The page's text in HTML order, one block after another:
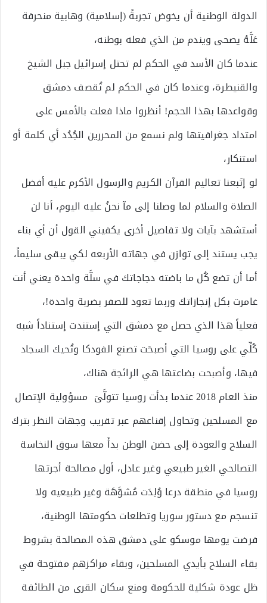
الدولة الوطنية أن يخوض تجربةً (إسلامية) وهابية منحرفة
عَلَّهُ يصحى ويندم من الذي فعله بوطنه،
عندما كان الأسد في الحكم لم تحتل إسرائيل جبل الشيخ
والقنيطرة، وعندما كان في الحكم لم تُقصف دمشق
وقواعدها بهذا الحجم! أنظروا ماذا فعلت بالأمس على
امتداد جغرافيتها ولم نسمع من المحررين الجُدُد أي كلمة أو
استنكار،
لو إتَبعنا تعاليم القرآن الكريم والرسول الأكرم عليه أفضل
الصلاة والسلام لما وصلنا إلى مآ نحنُ عليه اليوم، أنا لن
أستشهد بآيات ولا تفاصيل أخرى يكفيني القول أن أي بناء
يجب يستند إلى توازن في جهاته الأربعه لكي يبقى سليماً،
أما أن تضع كُل ما باضته دجاجاتك في سلَّة واحدة يعني أنت
غامرت بكل إنجازاتك وربما تعود للصفر بضربة واحدة!،
فعلياً هذا الذي حصل مع دمشق التي إستندت إستناداً شبه
كُلِّي على روسيا التي أصبحَت تصنع الفودكا وتُحيك السجاد
فيها، وأصبحت بضاعتها هي الرائجة هناك،
منذ العام 2018 عندما بدأت روسيا تتولَّىَ مسؤولية الإتصال
مع المسلحين وتحاول إقناعهم عبر تقريب وجهات النظر بترك
السلاح والعودة إلى حضن الوطن بدأَ معها سوق النخاسة
التصالحي الغير طبيعي وغير عادل، أول مصالحة أجرتها
روسيا في منطقة درعا وُلِدَت مُشوَّهَة وغير طبيعيه ولا
تنسجم مع دستور سوريا وتطلعات حكومتها الوطنية،
فرضت يومها موسكو على دمشق هذه المصالحة بشروط
بقاء السلاح بأيدي المسلحين، وبقاء مراكزهم مفتوحة في
ظل عودة شكلية للحكومة ومنع سكان القرى من الطائفة